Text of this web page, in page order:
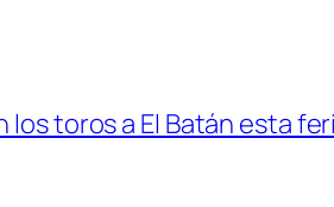
los toros a El Batán esta